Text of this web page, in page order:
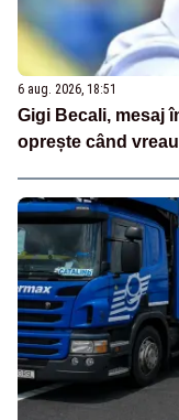
6 aug. 2026, 18:51
Gigi Becali, mesaj
oprește când